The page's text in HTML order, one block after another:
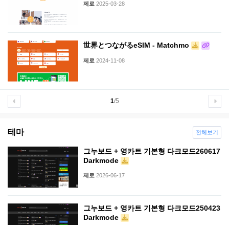
제로 2025-03-28
世界とつながるeSIM - Matchmo
제로 2024-11-08
1/5
테마
그누보드 + 영카트 기본형 다크모드260617
Darkmode
제로 2026-06-17
그누보드 + 영카트 기본형 다크모드250423
Darkmode
전체보기